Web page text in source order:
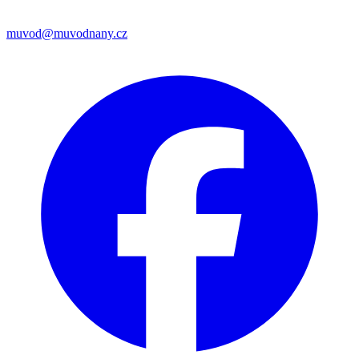
muvod@muvodnany.cz